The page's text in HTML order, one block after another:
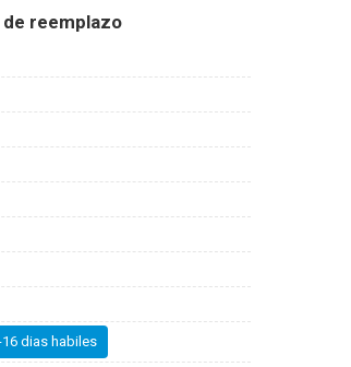
de reemplazo
dias habiles